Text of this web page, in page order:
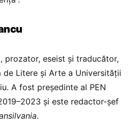
prozator, eseist și traducător,
de Litere și Arte a Universității
A fost președinte al PEN
și este redactor-șef
.